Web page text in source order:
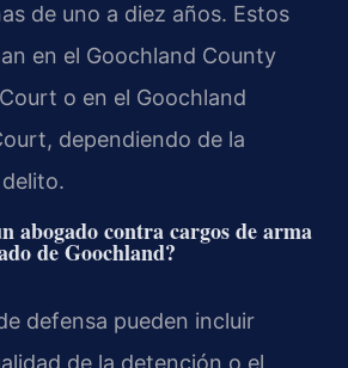
de uno a diez años. Estos
en el Goochland County
o en el Goochland
dependiendo de la
abogado contra cargos de arma
de Goochland?
defensa pueden incluir
de la detención o el